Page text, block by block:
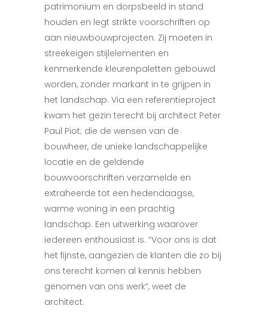
patrimonium en dorpsbeeld in stand
houden en legt strikte voorschriften op
aan nieuwbouwprojecten. Zij moeten in
streekeigen stijlelementen en
kenmerkende kleurenpaletten gebouwd
worden, zonder markant in te grijpen in
het landschap. Via een referentieproject
kwam het gezin terecht bij architect Peter
Paul Piot; die de wensen van de
bouwheer, de unieke landschappelijke
locatie en de geldende
bouwvoorschriften verzamelde en
extraheerde tot een hedendaagse,
warme woning in een prachtig
landschap. Een uitwerking waarover
iedereen enthousiast is. “Voor ons is dat
het fijnste, aangezien de klanten die zo bij
ons terecht komen al kennis hebben
genomen van ons werk”, weet de
architect.